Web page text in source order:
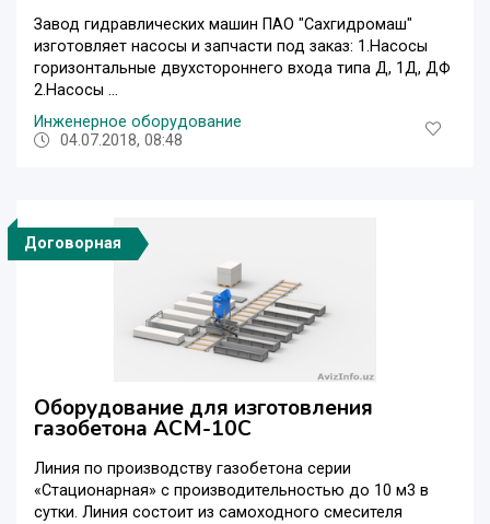
Завод гидравлических машин ПАО "Сахгидромаш"
изготовляет насосы и запчасти под заказ: 1.Насосы
горизонтальные двухстороннего входа типа Д, 1Д, ДФ
2.Насосы ...
Инженерное оборудование
04.07.2018, 08:48
Договорная
Оборудование для изготовления
газобетона АСМ-10С
Линия по производству газобетона серии
«Стационарная» с производительностью до 10 м3 в
сутки. Линия состоит из самоходного смесителя